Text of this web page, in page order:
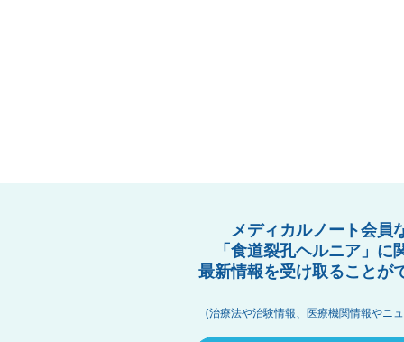
メディカルノート会員
「食道裂孔ヘルニア」に
最新情報を受け取ることが
(治療法や治験情報、医療機関情報やニ